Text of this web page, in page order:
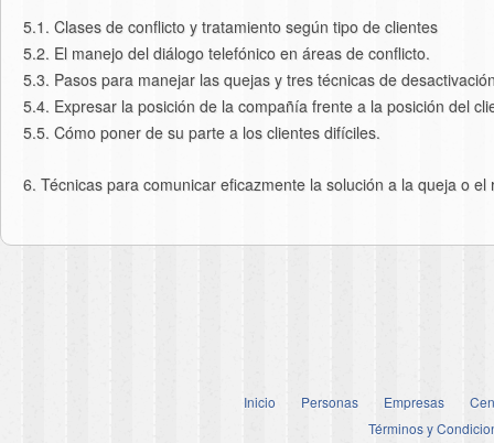
5.1. Clases de conflicto y tratamiento según tipo de clientes
5.2. El manejo del diálogo telefónico en áreas de conflicto.
5.3. Pasos para manejar las quejas y tres técnicas de
5.4. Expresar la posición de la compañía frente a la posición del
5.5. Cómo poner de su parte a los clientes difíciles.
6. Técnicas para comunicar eficazmente la solución a la queja o el
Inicio Personas Empresas
Términos y